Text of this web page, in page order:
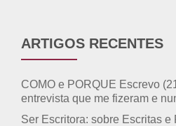
ARTIGOS RECENTES
COMO e PORQUE Escrevo
entrevista que me fizeram e
Ser Escritora: sobre Escritas